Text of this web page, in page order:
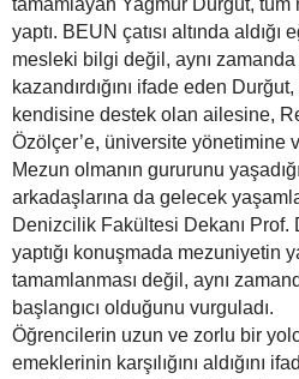
tamamlayan Yağmur Durğut, tüm
yaptı. BEUN çatısı altında
mesleki bilgi değil, aynı
kazandırdığını ifade eden
kendisine destek olan ailesine,
Özölçer’e, üniversite yönetimine
Mezun olmanın gururunu
arkadaşlarına da gelecek
Denizcilik Fakültesi Dekanı
yaptığı konuşmada mezuniyetin
tamamlanması değil, aynı
başlangıcı olduğunu vurguladı.
Öğrencilerin uzun ve zorlu bir
emeklerinin karşılığını aldığını